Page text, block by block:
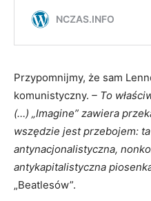
Przypomnijmy, że sam
komunistyczny. – To
(…) „Imagine” zawiera
wszędzie jest przebojem:
antynacjonalistyczna,
antykapitalistyczna
„Beatlesów”.